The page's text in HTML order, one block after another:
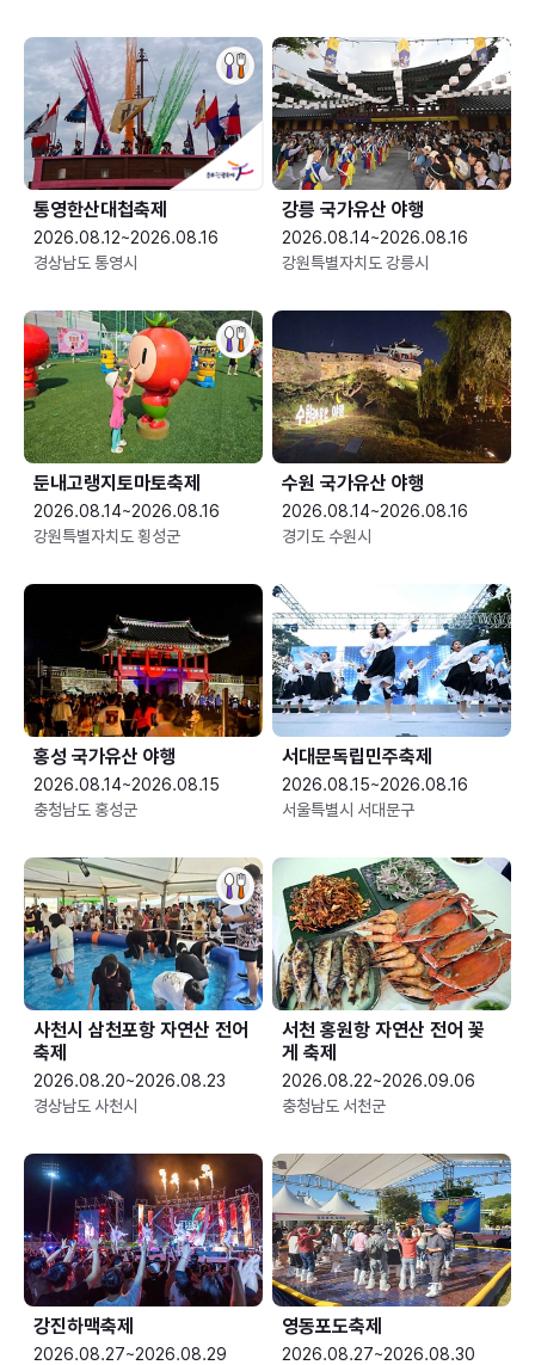
통영한산대첩축제
2026.08.12~2026.08.16
경상남도 통영시
강릉 국가유산 야행
2026.08.14~2026.08.16
강원특별자치도 강릉시
둔내고랭지토마토축제
2026.08.14~2026.08.16
강원특별자치도 횡성군
수원 국가유산 야행
2026.08.14~2026.08.16
경기도 수원시
홍성 국가유산 야행
2026.08.14~2026.08.15
충청남도 홍성군
서대문독립민주축제
2026.08.15~2026.08.16
서울특별시 서대문구
사천시 삼천포항 자연산 전어
축제
2026.08.20~2026.08.23
경상남도 사천시
서천 홍원항 자연산 전어 꽃
게 축제
2026.08.22~2026.09.06
충청남도 서천군
강진하맥축제
2026.08.27~2026.08.29
영동포도축제
2026.08.27~2026.08.30